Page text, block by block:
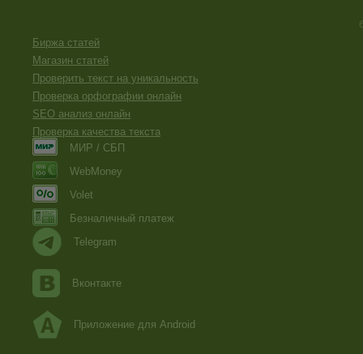
Биржа статей
Магазин статей
Проверить текст на уникальность
Проверка орфографии онлайн
SEO анализ онлайн
Проверка качества текста
МИР / СБП
WebMoney
Volet
Безналичный платеж
Telegram
Вконтакте
Приложение для Android